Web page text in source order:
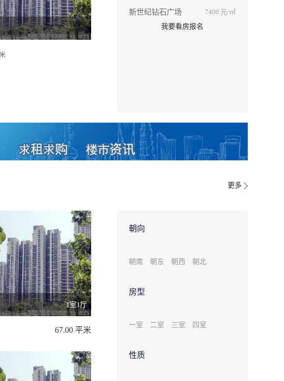
新世纪钻石广场 7400 元/㎡
我要看房报名
更多
1室1厅
67.00 平米
朝向
朝南 朝东 朝西 朝北
房型
一室 二室 三室 四室
性质